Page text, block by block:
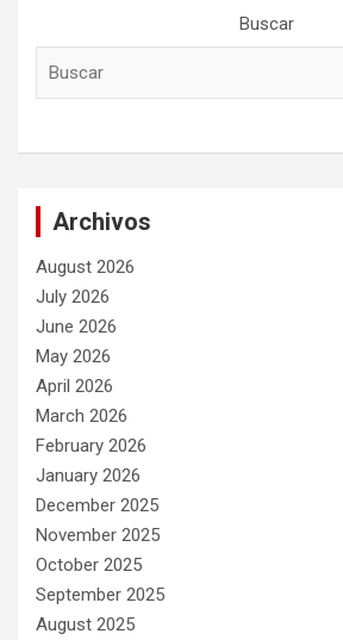
Buscar
Archivos
August 2026
July 2026
June 2026
May 2026
April 2026
March 2026
February 2026
January 2026
December 2025
November 2025
October 2025
September 2025
August 2025